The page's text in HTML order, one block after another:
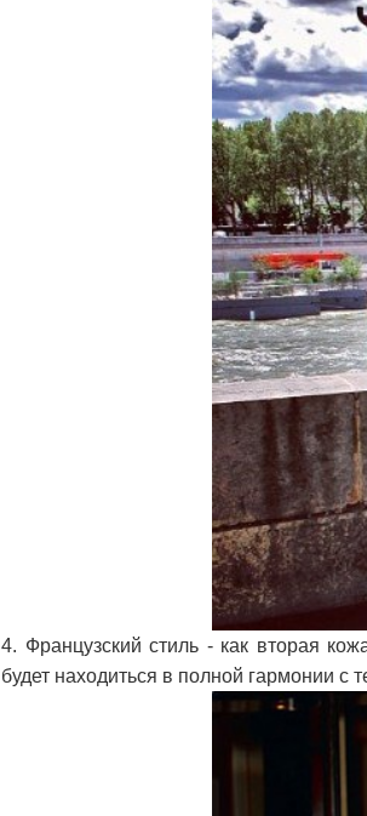
4. Французский стиль - как вторая
будет находиться в полной гармонии с